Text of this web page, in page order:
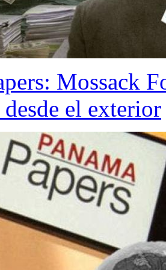
Mossack
desde el exterior